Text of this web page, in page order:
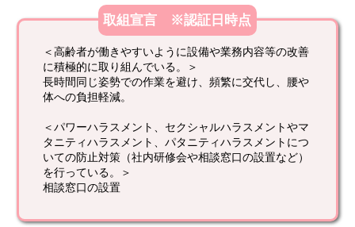
取組宣言 ※認証日時点
＜高齢者が働きやすいように設備や業務内容等の改善
に積極的に取り組んでいる。＞
長時間同じ姿勢での作業を避け、頻繁に交代し、腰や
体への負担軽減。
＜パワーハラスメント、セクシャルハラスメントやマ
タニティハラスメント、パタニティハラスメントにつ
いての防止対策（社内研修会や相談窓口の設置など）
を行っている。＞
相談窓口の設置